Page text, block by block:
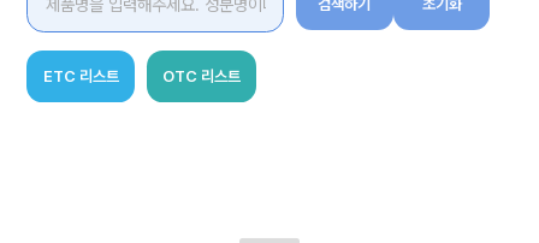
검색하기 초기화
ETC 리스트 OTC 리스트